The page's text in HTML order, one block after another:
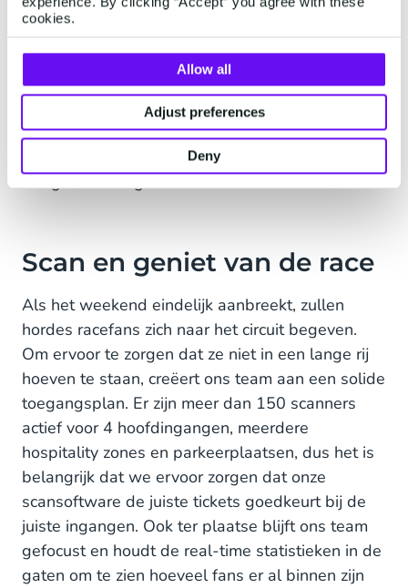
cookies.
Allow all
Adjust preferences
Deny
op tickets als ze voor een bepaald bedrag aan
euro's hebben besteed. Dit initiatief vereiste een
aparte ticketingoplossing die CM.com
faciliteerde. Dit werd gedaan door eenvolledig
Jumbo ticketshop te bouwen via
General Admissionen 10.000 unieke
kortingscodes te genereren om ervoor te zorgen
dat gebruikers geen code deelden met vrienden.
Scan en geniet van de race
Als het weekend eindelijk aanbreekt, zullen
hordes racefans zich naar het circuit begeven.
Om ervoor te zorgen dat ze niet in een lange rij
hoeven te staan, creëert ons team aan een solide
toegangsplan. Er zijn meer dan 150 scanners
actief voor 4 hoofdingangen, meerdere
hospitality zones en parkeerplaatsen, dus het is
belangrijk dat we ervoor zorgen dat onze
scansoftware de juiste tickets goedkeurt bij de
juiste ingangen. Ook ter plaatse blijft ons team
gefocust en houdt de real-time statistieken in de
gaten om te zien hoeveel fans er al binnen zijn